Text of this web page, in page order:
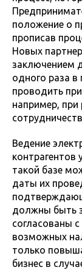
положение о
прописав
Новых
заключением
одного раза в
проводить
например, при
Ведение
контрагентов
такой базе
даты их
должны быть
согласованы
возможных
только
бизнес в